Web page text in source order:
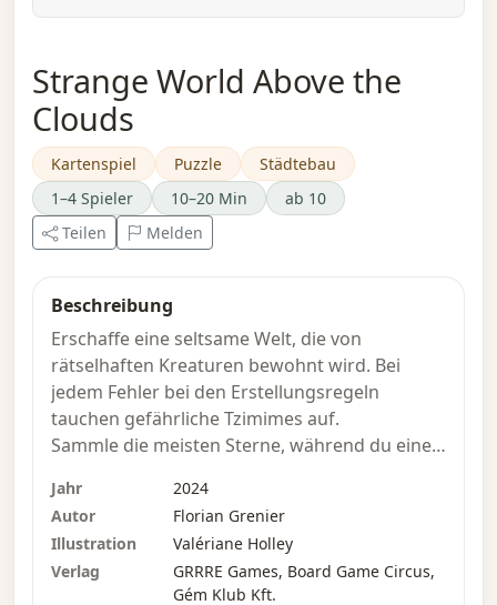
Strange World Above the
Clouds
Kartenspiel Puzzle
Städtebau
1–4 Spieler
10–20 Min
ab 10
Teilen
Melden
Beschreibung
Erschaffe eine seltsame Welt, die von
rätselhaften Kreaturen bewohnt wird. Bei
jedem Fehler bei den Erstellungsregeln
tauchen gefährliche Tzimimes auf.
Sammle die meisten Sterne, während du eine
die Tzimimes achtest, die versuchen, deine
Karten zu verschlingen.
Jeder Spieler hat einen Spielbereich vor sich. Es
Jahr
2024
Autor
Florian Grenier
Illustration
Valériane Holley
Verlag
GRRRE Games, Board Game Circus,
Gém Klub Kft.